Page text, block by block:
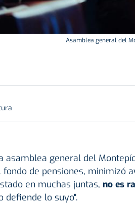
Asamblea general del
asamblea general del
de pensiones, minimizó
en muchas juntas, no es
defiende lo suyo".